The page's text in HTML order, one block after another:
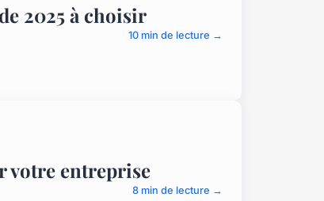
2025 à choisir
10 min de lecture →
votre entreprise
8 min de lecture →